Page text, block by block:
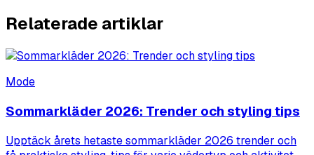
Relaterade artiklar
Mode
Sommarkläder 2026: Trender och styling tips
Upptäck årets hetaste sommarkläder 2026 trender och